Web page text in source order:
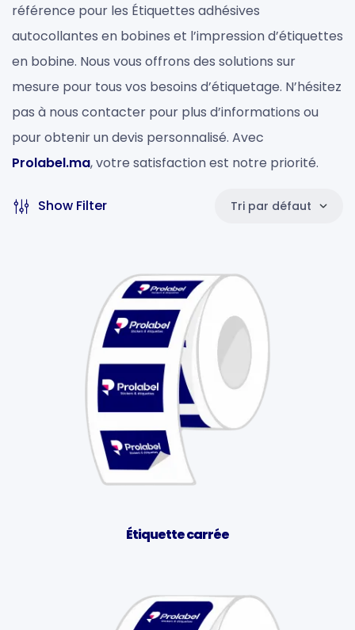
référence pour les Étiquettes adhésives
autocollantes en bobines et l’impression d’étiquettes
en bobine. Nous vous offrons des solutions sur
mesure pour tous vos besoins d’étiquetage. N’hésitez
pas à nous contacter pour plus d’informations ou
pour obtenir un devis personnalisé. Avec
Prolabel.ma, votre satisfaction est notre priorité.
Show Filter Tri par défaut
Étiquette carrée